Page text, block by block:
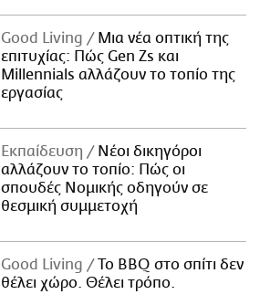
Good Living
Μια νέα οπτική της
επιτυχίας: Πώς Gen Zs και
Millennials αλλάζουν το τοπίο της
εργασίας
Εκπαίδευση
Νέοι δικηγόροι
αλλάζουν το τοπίο: Πώς οι
σπουδές Νομικής οδηγούν σε
θεσμική συμμετοχή
Good Living
Το BBQ στο σπίτι δεν
θέλει χώρο. Θέλει τρόπο.